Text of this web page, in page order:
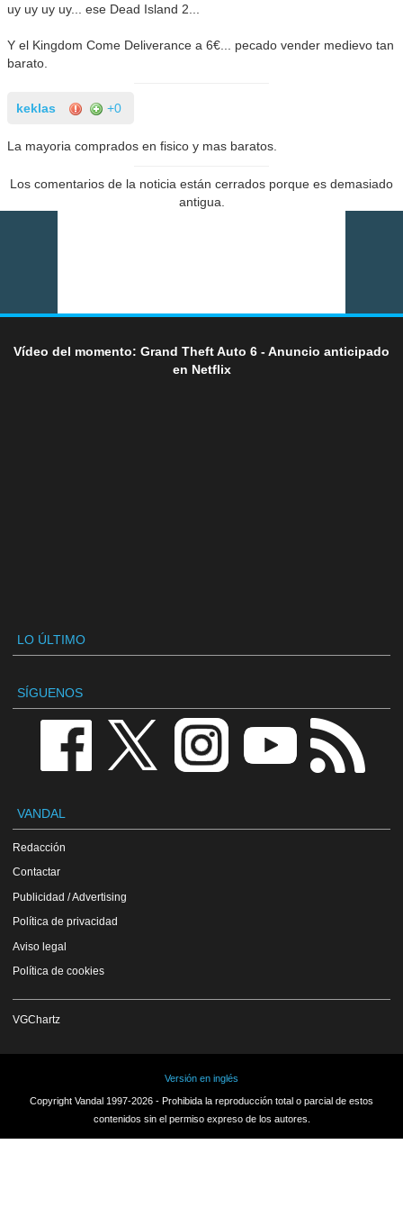
uy uy uy uy... ese Dead Island 2...
Y el Kingdom Come Deliverance a 6€... pecado vender medievo tan
barato.
keklas +0
La mayoria comprados en fisico y mas baratos.
Los comentarios de la noticia están cerrados porque es demasiado
antigua.
Vídeo del momento: Grand Theft Auto 6 - Anuncio anticipado
en Netflix
LO ÚLTIMO
SÍGUENOS
VANDAL
Redacción
Contactar
Publicidad / Advertising
Política de privacidad
Aviso legal
Política de cookies
VGChartz
Versión en inglés
Copyright Vandal 1997-2026 - Prohibida la reproducción total o parcial de estos
contenidos sin el permiso expreso de los autores.